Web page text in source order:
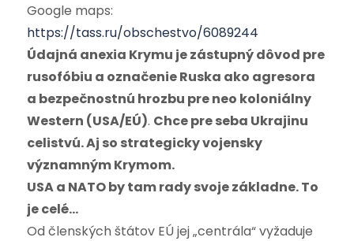
Google maps:
https://tass.ru/obschestvo/6089244
Údajná anexia Krymu je zástupný dôvod pre
rusofóbiu a označenie Ruska ako agresora
a bezpečnostnú hrozbu pre neo koloniálny
Western (USA/EÚ). Chce pre seba Ukrajinu
celistvú. Aj so strategicky vojensky
významným Krymom.
USA a NATO by tam rady svoje základne. To
je celé…
Od členských štátov EÚ jej „centrála“ vyžaduje